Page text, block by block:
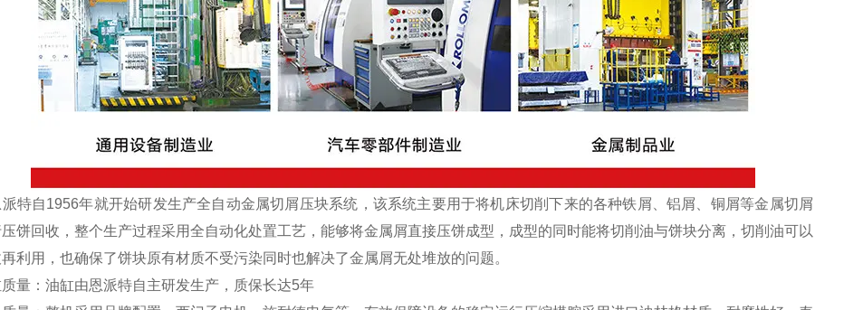
特自1956年就开始研发生产全自动金属切屑压块系统，该系统主要用于将机床切削下来的各种铁屑、铝屑、铜屑等金属切屑
饼回收，整个生产过程采用全自动化处置工艺，能够将金属屑直接压饼成型，成型的同时能将切削油与饼块分离，切削油可以
再利用，也确保了饼块原有材质不受污染同时也解决了金属屑无处堆放的问题。
量：油缸由恩派特自主研发生产，质保长达5年